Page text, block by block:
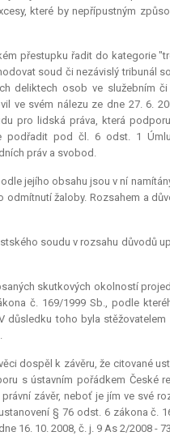
které by nepřípustným
přestupku řadit do kategorie
soud či nezávislý tribunál
deliktech osob ve služebním
ve svém nálezu ze dne 27. 6.
pro lidská práva, která
podřadit pod čl. 6 odst. 1
práv a svobod.
jejího obsahu jsou v ní
žaloby. Rozsahem a
soudu v rozsahu důvodů
skutkových okolností
č. 169/1999 Sb., podle
důsledku toho byla
dospěl k závěru, že citované
s ústavním pořádkem České
závěr, neboť je jím ve své
§ 76 odst. 6 zákona č.
16. 10. 2008, č. j. 9 As 2/2008 -